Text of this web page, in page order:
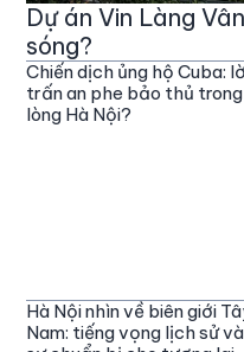
Dự án Vin Làng
sóng?
Chiến dịch ủng hộ Cuba:
trấn an phe bảo thủ trong
lòng Hà Nội?
Hà Nội nhìn về biên giới
Nam: tiếng vọng lịch sử và